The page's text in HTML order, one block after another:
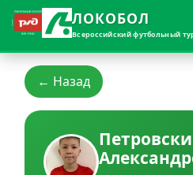
ЛОКОБОЛ
Всероссийский футбольный
← Назад